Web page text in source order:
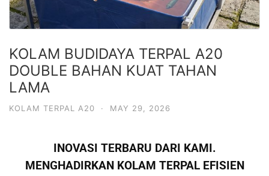
KOLAM BUDIDAYA TERPAL A20
DOUBLE BAHAN KUAT TAHAN
LAMA
KOLAM TERPAL A20 · MAY 29, 2026
INOVASI TERBARU DARI KAMI.
MENGHADIRKAN KOLAM TERPAL EFISIEN